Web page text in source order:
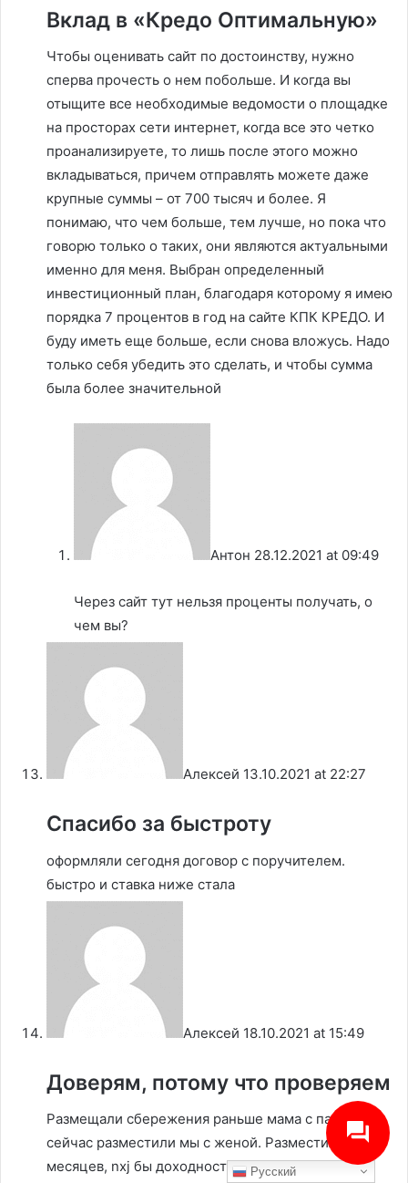
Вклад в «Кредо Оптимальную»
Чтобы оценивать сайт по достоинству, нужно
сперва прочесть о нем побольше. И когда вы
отыщите все необходимые ведомости о площадке
на просторах сети интернет, когда все это четко
проанализируете, то лишь после этого можно
вкладываться, причем отправлять можете даже
крупные суммы – от 700 тысяч и более. Я
понимаю, что чем больше, тем лучше, но пока что
говорю только о таких, они являются актуальными
именно для меня. Выбран определенный
инвестиционный план, благодаря которому я имею
порядка 7 процентов в год на сайте КПК КРЕДО. И
буду иметь еще больше, если снова вложусь. Надо
только себя убедить это сделать, и чтобы сумма
была более значительной
Антон 28.12.2021 at 09:49
Через сайт тут нельзя проценты получать, о
чем вы?
Алексей 13.10.2021 at 22:27
Спасибо за быстроту
оформляли сегодня договор с поручителем.
быстро и ставка ниже стала
Алексей 18.10.2021 at 15:49
Доверям, потому что проверяем
Размещали сбережения раньше мама с папой —
сейчас разместили мы с женой. Разместили на 36
месяцев, nxj бы доходность побольше была.
Русский